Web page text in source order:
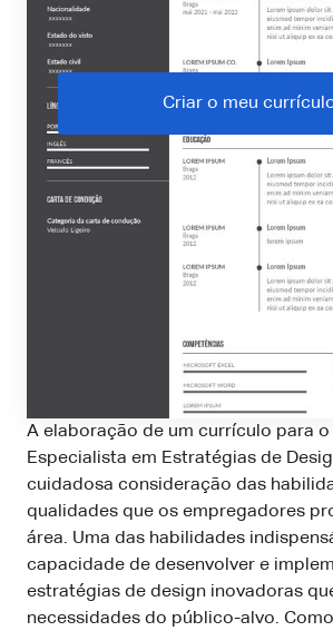
Criar o meu
A elaboração de um currículo para
Especialista em Estratégias de
cuidadosa consideração das
qualidades que os empregadores
área. Uma das habilidades
capacidade de desenvolver e
estratégias de design inovadoras
necessidades do público-alvo.